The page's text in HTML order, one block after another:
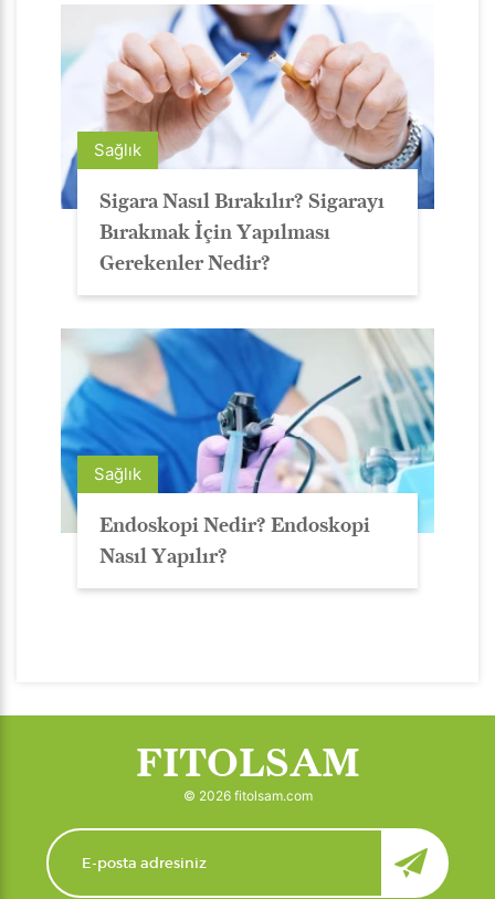
Sağlık
Sigara Nasıl Bırakılır? Sigarayı
Bırakmak İçin Yapılması
Gerekenler Nedir?
Sağlık
Endoskopi Nedir? Endoskopi
Nasıl Yapılır?
FITOLSAM
© 2026 fitolsam.com